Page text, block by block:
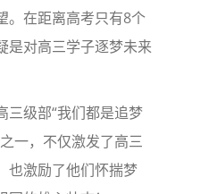
。在距离高考只有8个
是对高三学子逐梦未来
三级部“我们都是追梦
一，不仅激发了高三
也激励了他们怀揣梦